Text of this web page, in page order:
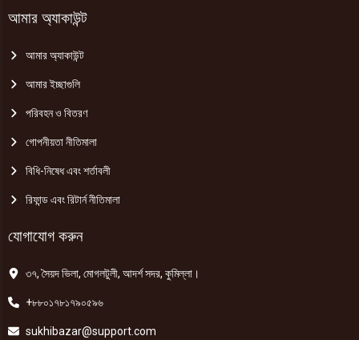
আমার অ্যাকাউন্ট
আমার অ্যাকাউন্ট
আমার ইচ্ছাগুলি
পরিবহন ও বিতরণ
গোপনীয়তা নীতিমালা
বিধি-নিষেধ এবং শর্তাবলী
রিফান্ড এবং রিটার্ন নীতিমালা
যোগাযোগ করুন
৩৭, সৈয়দ ভিলা, মোগলটুলী, আদর্শ সদর, কুমিল্লা।
+৮৮০১৭৮১৭৯০৫৯৬
sukhibazar@support.com